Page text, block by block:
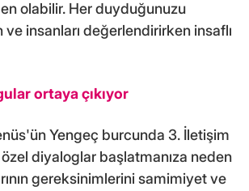
olabilir. Her duyduğunuzu
insanları değerlendirirken insaflı
ortaya çıkıyor
Yengeç burcunda 3. İletişim
diyaloglar başlatmanıza neden
gereksinimlerini samimiyet ve